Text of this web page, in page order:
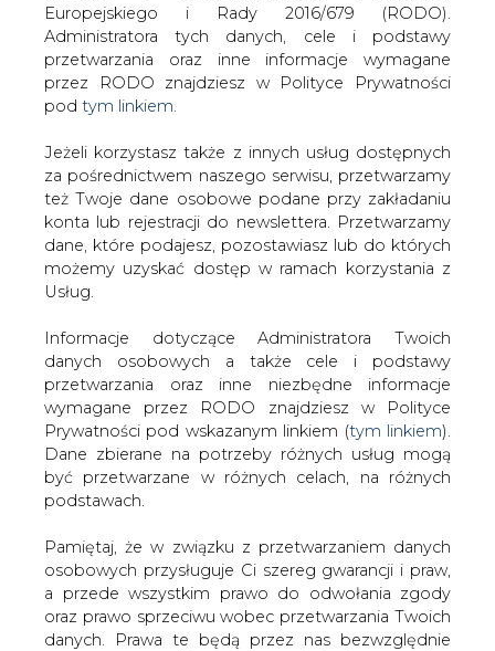
WŁĄCZ CIRE.TV
Europejskiego i Rady 2016/679 (RODO).
Administratora tych danych, cele i podstawy
przetwarzania oraz inne informacje wymagane
przez RODO znajdziesz w Polityce Prywatności
pod tym linkiem.
Jeżeli korzystasz także z innych usług dostępnych
za pośrednictwem naszego serwisu, przetwarzamy
też Twoje dane osobowe podane przy zakładaniu
konta lub rejestracji do newslettera. Przetwarzamy
dane, które podajesz, pozostawiasz lub do których
możemy uzyskać dostęp w ramach korzystania z
Usług.
Informacje dotyczące Administratora Twoich
danych osobowych a także cele i podstawy
przetwarzania oraz inne niezbędne informacje
wymagane przez RODO znajdziesz w Polityce
Prywatności pod wskazanym linkiem (tym linkiem).
Dane zbierane na potrzeby różnych usług mogą
być przetwarzane w różnych celach, na różnych
podstawach.
Pamiętaj, że w związku z przetwarzaniem danych
osobowych przysługuje Ci szereg gwarancji i praw,
a przede wszystkim prawo do odwołania zgody
oraz prawo sprzeciwu wobec przetwarzania Twoich
danych. Prawa te będą przez nas bezwzględnie
Strona główna RYNEK GAZU /
Niemcy. Północna
Nadrenia przeciwna eksploatacji gazu łupkowego
2014-06-06 00:00
skomentuj
udostępnij:
Niemcy. Północna Nadrenia
przeciwna eksploatacji gazu
łupkowego